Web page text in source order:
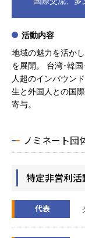
活動内容
地域の魅力を活か
を展開。 台湾･韓
人超のインバウン
生と外国人との国
寄与。
ノミネート団
特定非営利
代表